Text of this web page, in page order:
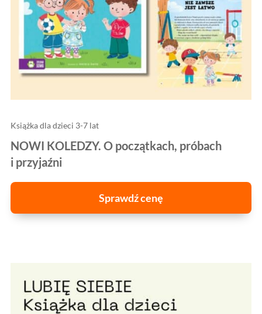
Książka dla dzieci 3-7 lat
NOWI KOLEDZY. O początkach, próbach
i przyjaźni
Sprawdź cenę